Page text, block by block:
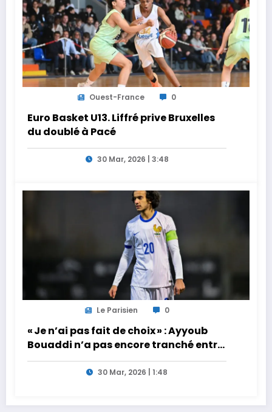
Ouest-France 0
Euro Basket U13. Liffré prive Bruxelles
du doublé à Pacé
30 Mar, 2026 | 3:48
Le Parisien 0
« Je n’ai pas fait de choix » : Ayyoub
Bouaddi n’a pas encore tranché entre
la France et le Maroc
30 Mar, 2026 | 1:48